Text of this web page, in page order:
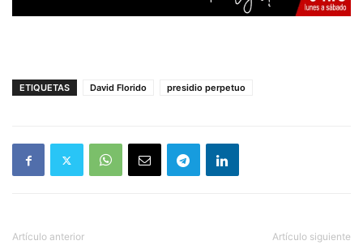
ETIQUETAS David Florido presidio perpetuo
Artículo anterior Artículo siguiente